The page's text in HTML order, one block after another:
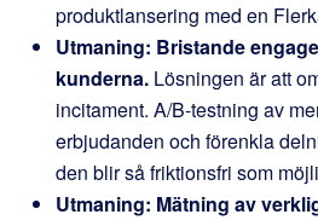
produktlansering med en
Utmaning: Bristande
kunderna. Lösningen är att
incitament. A/B-testning av
erbjudanden och förenkla
den blir så friktionsfri som
Utmaning: Mätning av